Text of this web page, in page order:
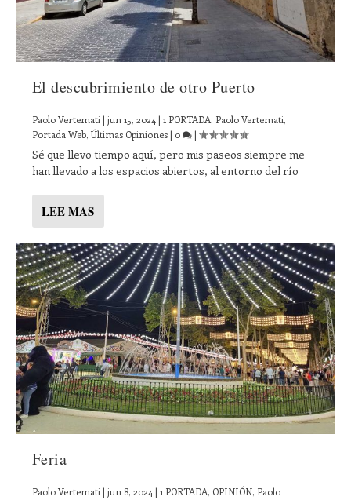
El descubrimiento de otro Puerto
Paolo Vertemati | jun 15, 2024 | 1 PORTADA, Paolo Vertemati,
Portada Web, Últimas Opiniones| 0 |
Sé que llevo tiempo aquí, pero mis paseos siempre me
han llevado a los espacios abiertos, al entorno del río
LEE MAS
Feria
Paolo Vertemati| jun 8, 2024| 1 PORTADA, OPINIÓN, Paolo